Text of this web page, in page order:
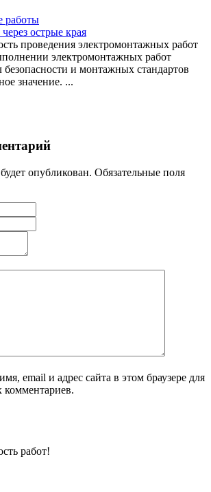
работы
острые края
проведения электромонтажных работ
электромонтажных работ
и монтажных стандартов
значение. ...
опубликован. Обязательные поля
email и адрес сайта в этом браузере для
работ!